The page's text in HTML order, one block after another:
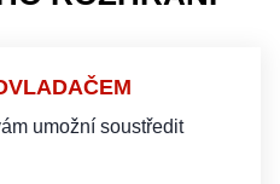
umožní soustředit